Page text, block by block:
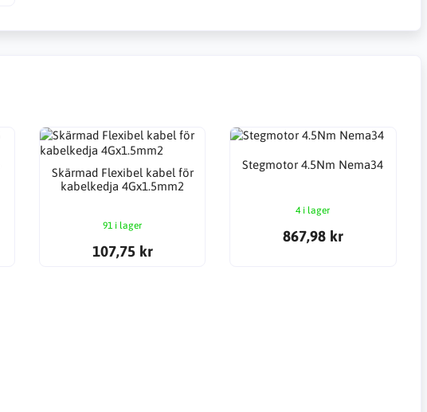
Skärmad Flexibel kabel för
kabelkedja 4Gx1.5mm2
91 i lager
107,75 kr
Stegmotor 4.5Nm Nema34
4 i lager
867,98 kr